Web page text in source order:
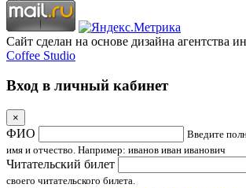
Сайт сделан на основе дизайна агентства
Coffee Studio
Вход в личный кабинет
×
ФИО
Введите
имя и отчество. Например: иванов иван иванович
Читательский билет
своего читательского билета.